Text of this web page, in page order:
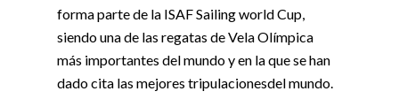
forma parte de la ISAF Sailing world Cup,
siendo una de las regatas de Vela Olímpica
más importantes del mundo y en la que se han
dado cita las mejores tripulacionesdel mundo.